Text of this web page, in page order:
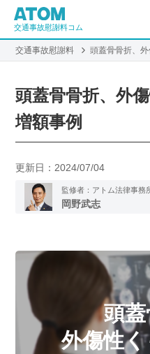
交通事故慰謝料コム
交通事故慰謝料 頭蓋骨骨折、
頭蓋骨骨折、外
増額事例
更新日： 2024/07/04
監修者：アトム法律事務
岡野武志
頭
外傷性